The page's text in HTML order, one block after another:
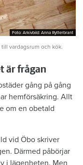
Foto: Arkivbild: Anna Rytterbrant
Foto: Arkivbild: Anna Rytterbrant
vardagsrum och kök.
är frågan
gång på gång
hemförsäkring. Allt
om en obetald
vid Öbo skriver
Därmed påbörjar
i lägenheten. Men